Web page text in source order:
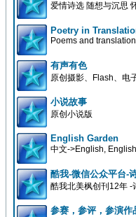
爱情诗选 随想与沉思
Poetry in
Poems and
有声有色
原创摄影、Flash、电
小说故事
原创小说版
English Garden
中文->English,
酷我-微信公众平台-
酷我北美枫创刊12年 -
参赛，参评，参演作